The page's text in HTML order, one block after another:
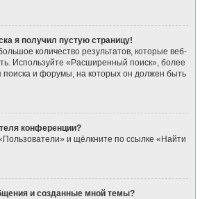
я получил пустую страницу!
количество результатов, которые веб-
Используйте «Расширенный поиск», более
поиска и форумы, на которых он должен быть
конференции?
и щёлкните по ссылке «Найти
и созданные мной темы?